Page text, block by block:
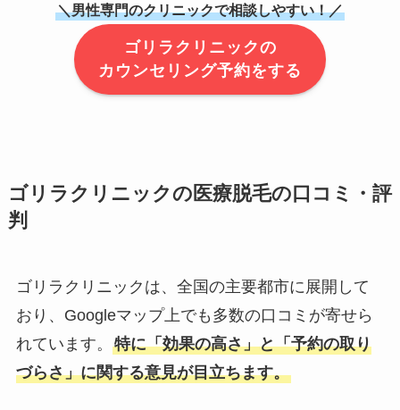
＼男性専門のクリニックで相談しやすい！／
ゴリラクリニックの
カウンセリング予約をする
ゴリラクリニックの医療脱毛の口コミ・評
判
ゴリラクリニックは、全国の主要都市に展開して
おり、Googleマップ上でも多数の口コミが寄せら
れています。 特に「効果の高さ」と「予約の取り
づらさ」に関する意見が目立ちます。